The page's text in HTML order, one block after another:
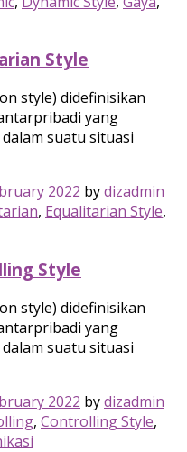
Style
style) didefinisikan
yang
suatu situasi
2022 bydizadmin
, Equalitarian Style,
Style
style) didefinisikan
yang
suatu situasi
2022 bydizadmin
, Controlling Style,